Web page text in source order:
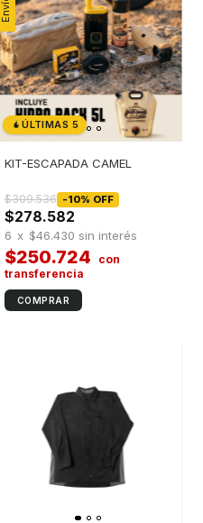
ÚLTIMAS 5
KIT-ESCAPADA CAMEL
$278.582
-10% OFF
$309.536
$250.724
6 x $46.430 sin interés